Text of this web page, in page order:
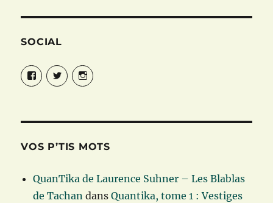
SOCIAL
FacebookTwitterInstagram
VOS P’TIS MOTS
QuanTika de Laurence Suhner – Les Blablas
de Tachan dansQuantika, tome 1 : Vestiges